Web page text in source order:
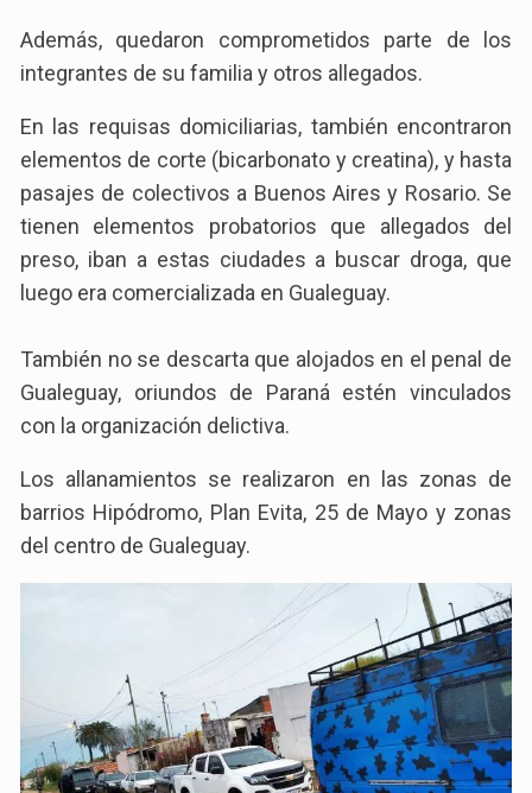
Además, quedaron comprometidos parte de los
integrantes de su familia y otros allegados.
En las requisas domiciliarias, también encontraron
elementos de corte (bicarbonato y creatina), y hasta
pasajes de colectivos a Buenos Aires y Rosario. Se
tienen elementos probatorios que allegados del
preso, iban a estas ciudades a buscar droga, que
luego era comercializada en Gualeguay.
También no se descarta que alojados en el penal de
Gualeguay, oriundos de Paraná estén vinculados
con la organización delictiva.
Los allanamientos se realizaron en las zonas de
barrios Hipódromo, Plan Evita, 25 de Mayo y zonas
del centro de Gualeguay.